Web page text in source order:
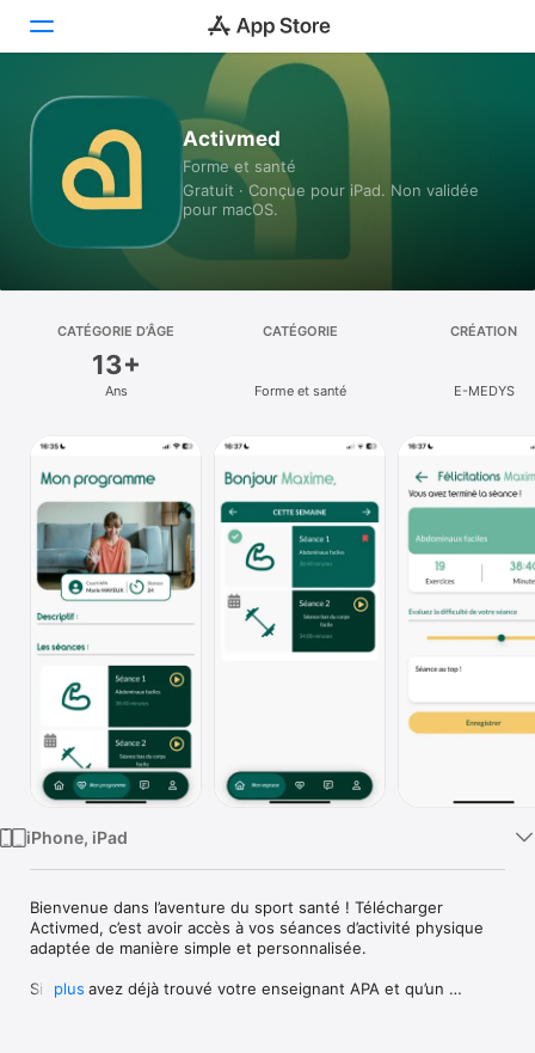
Aujourd’hui
Jeux
Arcade
Recherche
Plateforme
Mac
Vision
Watch
TV
Activmed
Forme et santé
Gratuit · Conçue pour iPad. Non validée
pour macOS.
CATÉGORIE D’ÂGE
13+
Ans
CATÉGORIE
Forme et santé
CRÉATION
E-MEDYS
iPhone, iPad
Bienvenue dans l’aventure du sport santé ! Télécharger
Activmed, c’est avoir accès à vos séances d’activité physique
adaptée de manière simple et personnalisée.
Si vous avez déjà trouvé votre enseignant APA et qu’un
plus